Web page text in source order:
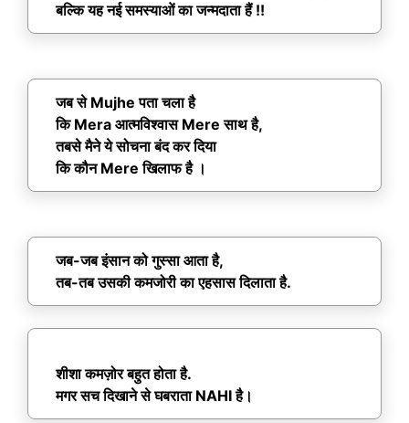
बल्कि यह नई समस्याओं का जन्मदाता हैं !!
जब से Mujhe पता चला है
कि Mera आत्मविश्वास Mere साथ है,
तबसे मैने ये सोचना बंद कर दिया
कि कौन Mere खिलाफ है ।
जब-जब इंसान को गुस्सा आता है,
तब-तब उसकी कमजोरी का एहसास दिलाता है.
शीशा कमज़ोर बहुत होता है.
मगर सच दिखाने से घबराता NAHI है।